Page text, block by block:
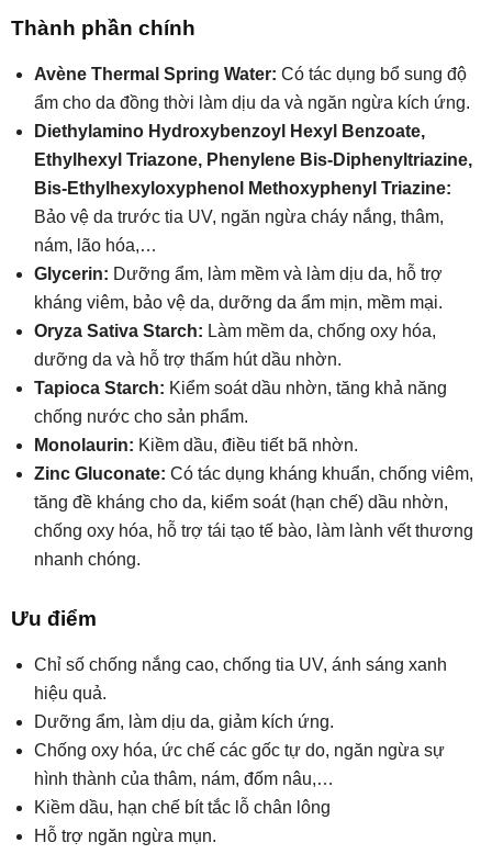
Thành phần chính
Avène Thermal Spring Water: Có tác dụng bổ sung độ
ẩm cho da đồng thời làm dịu da và ngăn ngừa kích ứng.
Diethylamino Hydroxybenzoyl Hexyl Benzoate,
Ethylhexyl Triazone, Phenylene Bis-Diphenyltriazine,
Bis-Ethylhexyloxyphenol Methoxyphenyl Triazine:
Bảo vệ da trước tia UV, ngăn ngừa cháy nắng, thâm,
nám, lão hóa,…
Glycerin: Dưỡng ẩm, làm mềm và làm dịu da, hỗ trợ
kháng viêm, bảo vệ da, dưỡng da ẩm mịn, mềm mại.
Oryza Sativa Starch: Làm mềm da, chống oxy hóa,
dưỡng da và hỗ trợ thấm hút dầu nhờn.
Tapioca Starch: Kiểm soát dầu nhờn, tăng khả năng
chống nước cho sản phẩm.
Monolaurin: Kiềm dầu, điều tiết bã nhờn.
Zinc Gluconate: Có tác dụng kháng khuẩn, chống viêm,
tăng đề kháng cho da, kiểm soát (hạn chế) dầu nhờn,
chống oxy hóa, hỗ trợ tái tạo tế bào, làm lành vết thương
nhanh chóng.
Ưu điểm
Chỉ số chống nắng cao, chống tia UV, ánh sáng xanh
hiệu quả.
Dưỡng ẩm, làm dịu da, giảm kích ứng.
Chống oxy hóa, ức chế các gốc tự do, ngăn ngừa sự
hình thành của thâm, nám, đốm nâu,…
Kiềm dầu, hạn chế bít tắc lỗ chân lông
Hỗ trợ ngăn ngừa mụn.